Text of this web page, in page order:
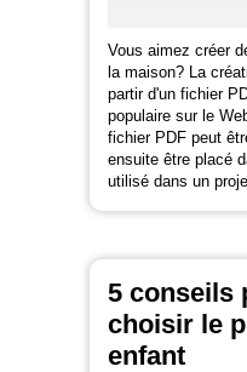
Vous aimez créer
la maison? La
partir d'un fichier
populaire sur le
fichier PDF peut
ensuite être placé
utilisé dans un
5 conseils
choisir le
enfant